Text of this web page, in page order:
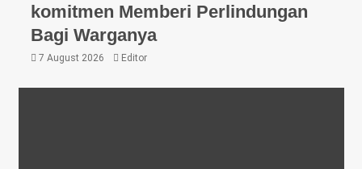
komitmen Memberi Perlindungan
Bagi Warganya
7 August 2026 Editor